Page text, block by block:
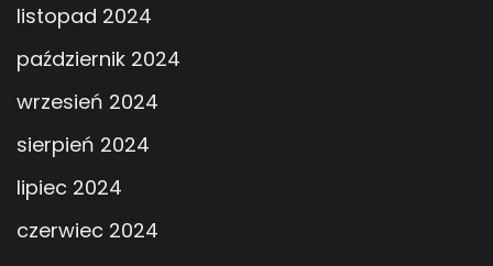
listopad 2024
październik 2024
wrzesień 2024
sierpień 2024
lipiec 2024
czerwiec 2024